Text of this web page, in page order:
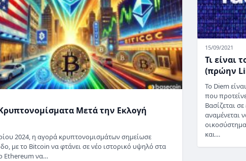
Μετά την Εκλογή
2024, η αγορά κρυπτονομισμάτων σημείωσε
με το Bitcoin να φτάνει σε νέο ιστορικό υψηλό στα
Ethereum να…
15/09/2021
Τι είναι
(πρώην
Το Diem
που
Βασίζεται
αναμένεται
και…